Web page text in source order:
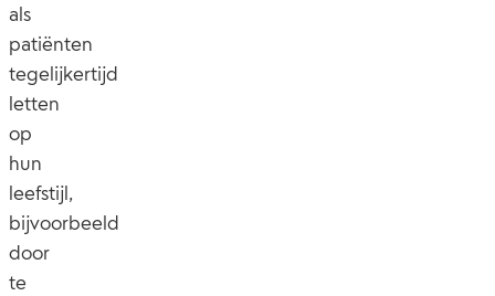
als
patiënten
tegelijkertijd
letten
op
hun
leefstijl,
bijvoorbeeld
door
te